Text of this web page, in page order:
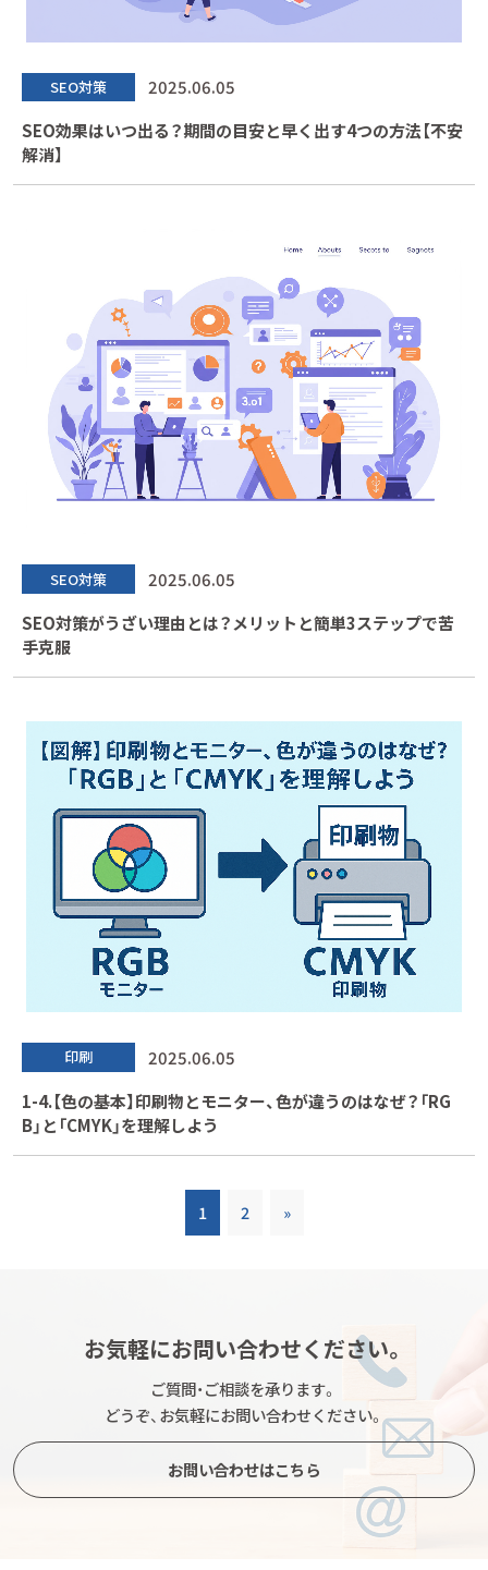
SEO対策
2025.06.05
SEO効果はいつ出る？期間の目安と早く出す4つの方法【不安
解消】
SEO対策
2025.06.05
SEO対策がうざい理由とは？メリットと簡単3ステップで苦
手克服
印刷
2025.06.05
1-4.【色の基本】印刷物とモニター、色が違うのはなぜ？「RG
B」と「CMYK」を理解しよう
1 2 »
お気軽にお問い合わせください。
ご質問・ご相談を承ります。
どうぞ、お気軽にお問い合わせください。
お問い合わせはこちら